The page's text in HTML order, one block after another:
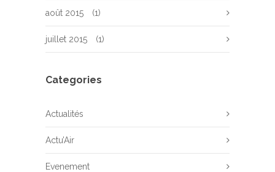
août 2015 (1)
juillet 2015 (1)
Categories
Actualités
Actu’Air
Evenement